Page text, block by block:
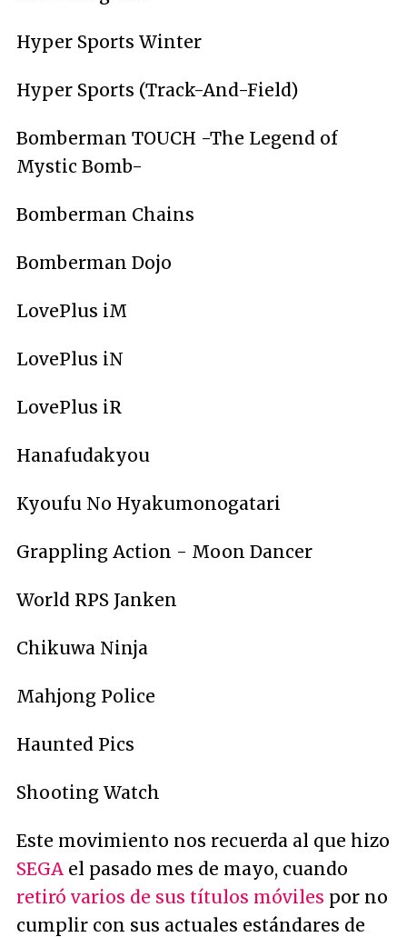
Hyper Sports Winter
Hyper Sports (Track-And-Field)
Bomberman TOUCH -The Legend of
Mystic Bomb-
Bomberman Chains
Bomberman Dojo
LovePlus iM
LovePlus iN
LovePlus iR
Hanafudakyou
Kyoufu No Hyakumonogatari
Grappling Action - Moon Dancer
World RPS Janken
Chikuwa Ninja
Mahjong Police
Haunted Pics
Shooting Watch
Este movimiento nos recuerda al que hizo
SEGA el pasado mes de mayo, cuando
retiró varios de sus títulos móviles por no
cumplir con sus actuales estándares de